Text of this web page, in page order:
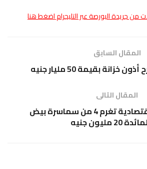
من جريدة البورصة عبر التليجرام اضغط هنا
المقال السابق
خزانة بقيمة 50 مليار جنيه
المقال التالى
المحكمة الاقتصادية تغرم 4 من سماسرة بيض
20 مليون جنيه